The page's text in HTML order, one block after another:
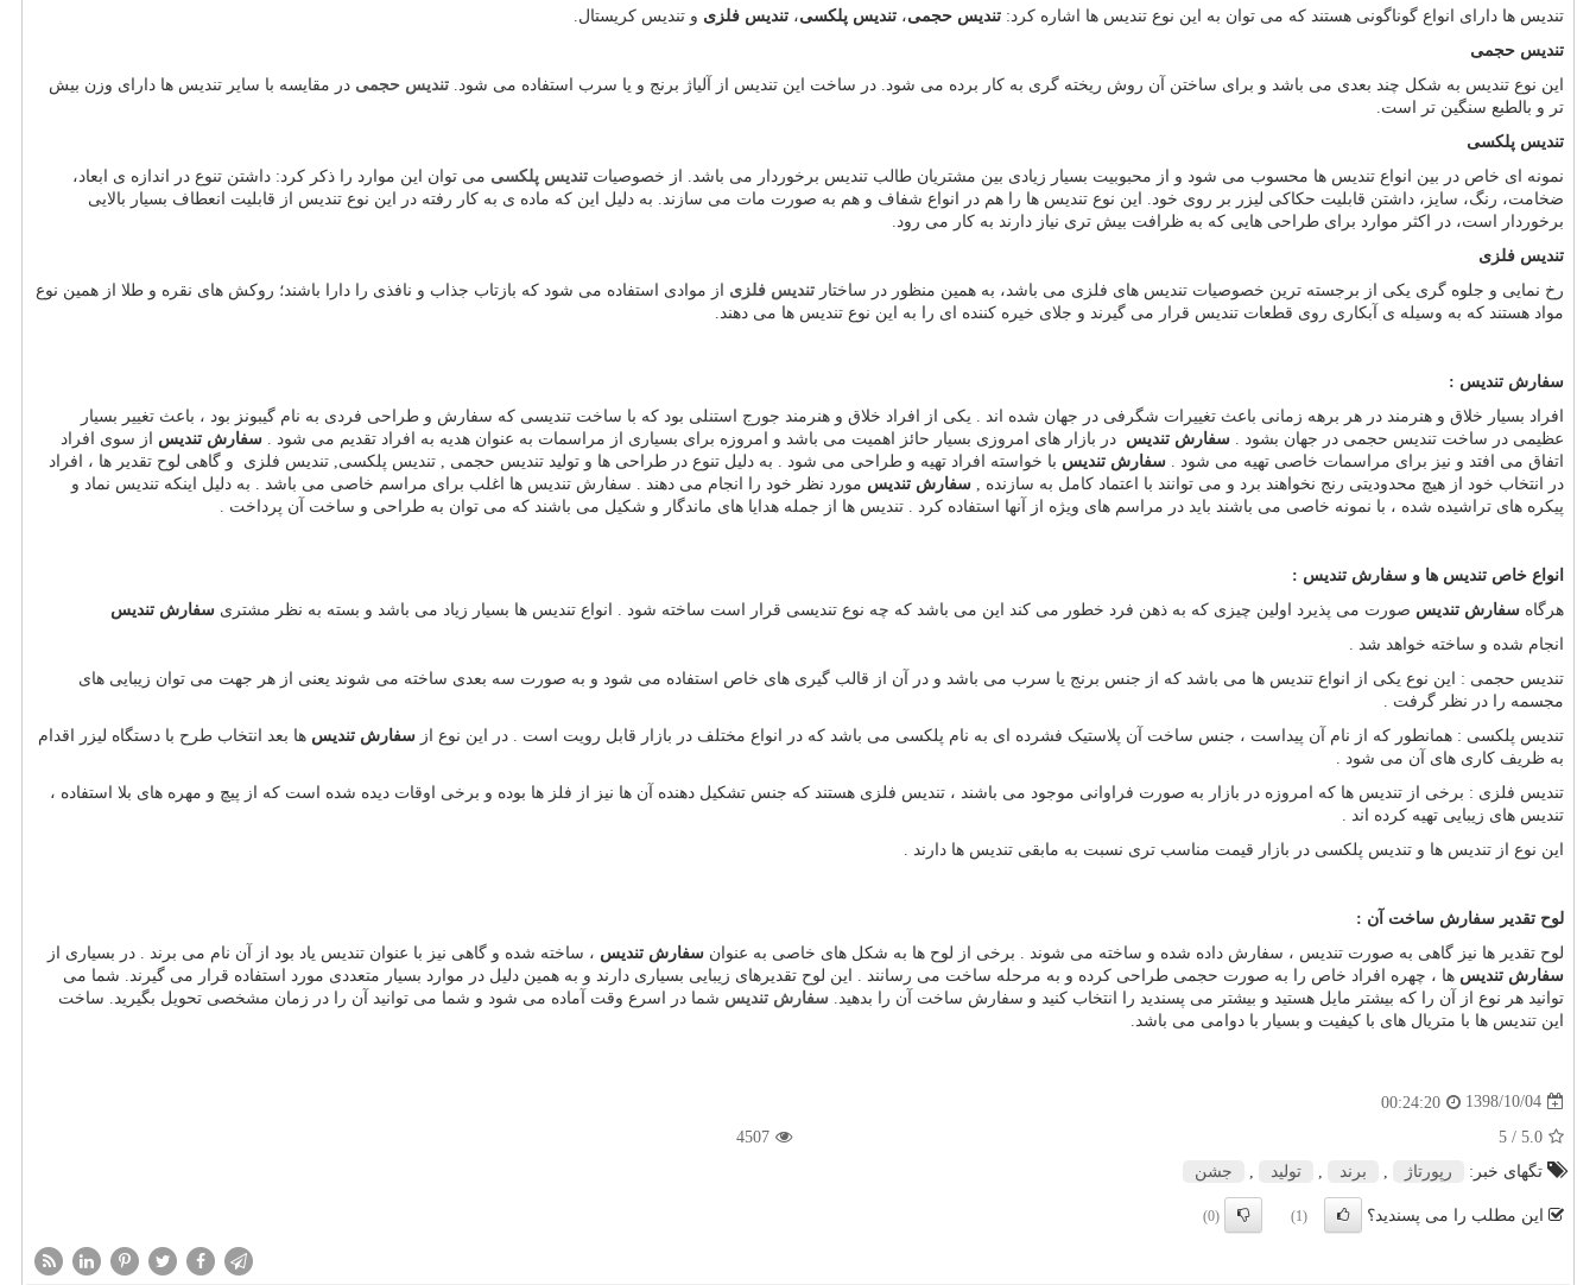
تندیس ها دارای انواع گوناگونی هستند که می توان به این نوع تندیس ها اشاره کرد: تندیس حجمی، تندیس پلکسی، تندیس فلزی و تندیس کریستال.
تندیس حجمی
این نوع تندیس به شکل چند بعدی می باشد و برای ساختن آن روش ریخته گری به کار برده می شود. در ساخت این تندیس از آلیاژ برنج و یا سرب استفاده می شود. تندیس حجمی در مقایسه با سایر تندیس ها دارای وزن بیش
تر و بالطبع سنگین تر است.
تندیس پلکسی
نمونه ای خاص در بین انواع تندیس ها محسوب می شود و از محبوبیت بسیار زیادی بین مشتریان طالب تندیس برخوردار می باشد. از خصوصیات تندیس پلکسی می توان این موارد را ذکر کرد: داشتن تنوع در اندازه ی ابعاد،
ضخامت، رنگ، سایز، داشتن قابلیت حکاکی لیزر بر روی خود. این نوع تندیس ها را هم در انواع شفاف و هم به صورت مات می سازند. به دلیل این که ماده ی به کار رفته در این نوع تندیس از قابلیت انعطاف بسیار بالایی
برخوردار است، در اکثر موارد برای طراحی هایی که به ظرافت بیش تری نیاز دارند به کار می رود.
تندیس فلزی
رخ نمایی و جلوه گری یکی از برجسته ترین خصوصیات تندیس های فلزی می باشد، به همین منظور در ساختار تندیس فلزی از موادی استفاده می شود که بازتاب جذاب و نافذی را دارا باشند؛ روکش های نقره و طلا از همین نوع
مواد هستند که به وسیله ی آبکاری روی قطعات تندیس قرار می گیرند و جلای خیره کننده ای را به این نوع تندیس ها می دهند.
سفارش تندیس :
افراد بسیار خلاق و هنرمند در هر برهه زمانی باعث تغییرات شگرفی در جهان شده اند . یکی از افراد خلاق و هنرمند جورج استنلی بود که با ساخت تندیسی که سفارش و طراحی فردی به نام گیبونز بود ، باعث تغییر بسیار
عظیمی در ساخت تندیس حجمی در جهان بشود . سفارش تندیس در بازار های امروزی بسیار حائز اهمیت می باشد و امروزه برای بسیاری از مراسمات به عنوان هدیه به افراد تقدیم می شود . سفارش تندیس
از سوی افراد
اتفاق می افتد و نیز برای مراسمات خاصی تهیه می شود . سفارش تندیس با خواسته افراد تهیه و طراحی می شود . به دلیل تنوع در طراحی ها و تولید تندیس حجمی , تندیس پلکسی, تندیس فلزی و گاهی لوح تقدیر ها ، افراد
در انتخاب خود از هیچ محدودیتی رنج نخواهند برد و می توانند با اعتماد کامل به سازنده , سفارش تندیس مورد نظر خود را انجام می دهند . سفارش تندیس ها اغلب برای مراسم خاصی می باشد . به دلیل اینکه تندیس نماد و
پیکره های تراشیده شده ، با نمونه خاصی می باشند باید در مراسم های ویژه از آنها استفاده کرد . تندیس ها از جمله هدایا های ماندگار و شکیل می باشند که می توان به طراحی و ساخت آن پرداخت .
انواع خاص تندیس ها و سفارش تندیس :
هرگاه سفارش تندیس صورت می پذیرد اولین چیزی که به ذهن فرد خطور می کند این می باشد که چه نوع تندیسی قرار است ساخته شود . انواع تندیس ها بسیار زیاد می باشد و بسته به نظر مشتری سفارش تندیس
انجام شده و ساخته خواهد شد .
تندیس حجمی : این نوع یکی از انواع تندیس ها می باشد که از جنس برنج یا سرب می باشد و در آن از قالب گیری های خاص استفاده می شود و به صورت سه بعدی ساخته می شوند یعنی از هر جهت می توان زیبایی های
مجسمه را در نظر گرفت .
تندیس پلکسی : همانطور که از نام آن پیداست ، جنس ساخت آن پلاستیک فشرده ای به نام پلکسی می باشد که در انواع مختلف در بازار قابل رویت است . در این نوع از سفارش تندیس ها بعد انتخاب طرح با دستگاه لیزر اقدام
به ظریف کاری های آن می شود .
تندیس فلزی : برخی از تندیس ها که امروزه در بازار به صورت فراوانی موجود می باشند ، تندیس فلزی هستند که جنس تشکیل دهنده آن ها نیز از فلز ها بوده و برخی اوقات دیده شده است که از پیچ و مهره های بلا استفاده ،
تندیس های زیبایی تهیه کرده اند .
این نوع از تندیس ها و تندیس پلکسی در بازار قیمت مناسب تری نسبت به مابقی تندیس ها دارند .
لوح تقدیر سفارش ساخت آن :
لوح تقدیر ها نیز گاهی به صورت تندیس ، سفارش داده شده و ساخته می شوند . برخی از لوح ها به شکل های خاصی به عنوان سفارش تندیس ، ساخته شده و گاهی نیز با عنوان تندیس یاد بود از آن نام می برند . در بسیاری از
سفارش تندیس ها ، چهره افراد خاص را به صورت حجمی طراحی کرده و به مرحله ساخت می رسانند . این لوح تقدیرهای زیبایی بسیاری دارند و به همین دلیل در موارد بسیار متعددی مورد استفاده قرار می گیرند. شما می
توانید هر نوع از آن را که بیشتر مایل هستید و بیشتر می پسندید را انتخاب کنید و سفارش ساخت آن را بدهید. سفارش تندیس شما در اسرع وقت آماده می شود و شما می توانید آن را در زمان مشخصی تحویل بگیرید. ساخت
این تندیس ها با متریال های با کیفیت و بسیار با دوامی می باشد.
1398/10/04
00:24:20
5.0
/ 5
4507
تگهای خبر:
رپورتاژ , برند , تولید , جشن
این مطلب را می پسندید؟ (1)
(0)